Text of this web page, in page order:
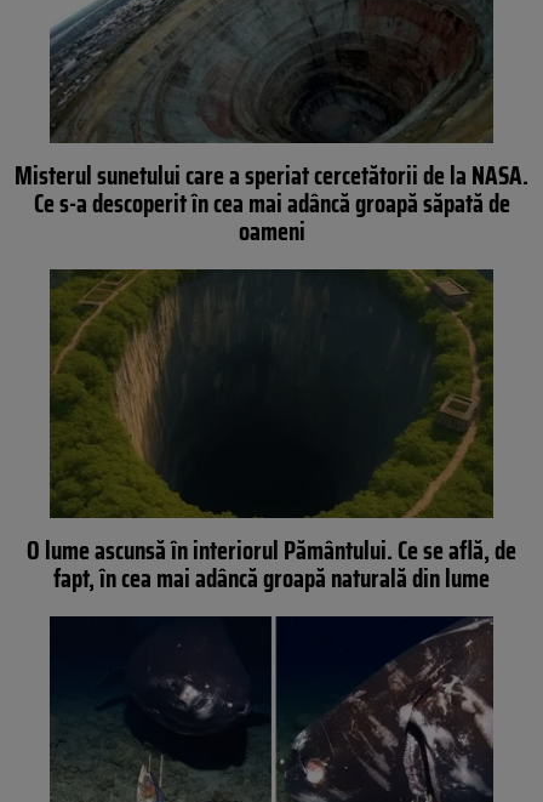
Misterul sunetului care a speriat cercetătorii de la NASA.
Ce s-a descoperit în cea mai adâncă groapă săpată de
oameni
O lume ascunsă în interiorul Pământului. Ce se află, de
fapt, în cea mai adâncă groapă naturală din lume